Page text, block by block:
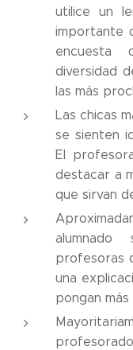
utilice un
importante
encuesta
diversidad
las más
Las chicas
se sienten
El
destacar a
que sirvan
profesoras
una
pongan